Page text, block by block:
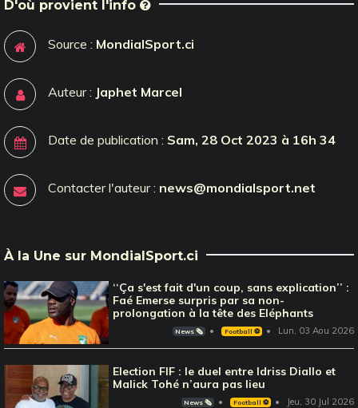
D'où provient l'info
Source : MondialSport.ci
Auteur : Japhet Marcel
Date de publication : Sam, 28 Oct 2023 à 16h 34
Contacter l'auteur : news@mondialsport.net
À la Une sur MondialSport.ci
‘‘Ça s'est fait d'un coup, sans explication’’ :
Faé Emerse surpris par sa non-
prolongation à la tête des Eléphants
News 🗞️ Football ⚽️ Lun, 03 Aou 2026
Election FIF : le duel entre Idriss Diallo et
Malick Tohé n’aura pas lieu
News 🗞️ Football ⚽️ Jeu, 30 Jul 2026